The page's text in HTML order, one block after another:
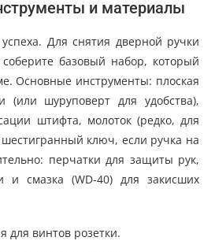
и материалы
Для снятия дверной ручки
базовый набор, который
Основные инструменты: плоская
(или шуруповерт для удобства),
штифта, молоток (редко, для
ключ, если ручка на
перчатки для защиты рук,
и смазка (WD-40) для закисших
для винтов розетки.